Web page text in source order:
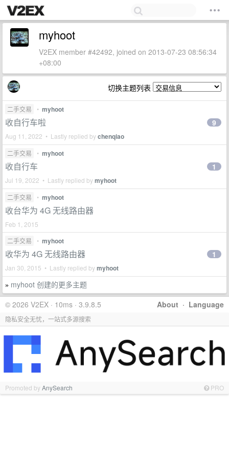
myhoot
V2EX member #42492, joined on 2013-07-23 08:56:34
+08:00
切换主题列表
二手交易 • myhoot
收自行车啦
Aug 11, 2022 • Lastly replied bychenqiao
9
二手交易 • myhoot
收自行车
Jul 19, 2022 • Lastly replied bymyhoot
1
二手交易 • myhoot
收台华为 4G 无线路由器
Feb 1, 2015
二手交易
• myhoot
收华为 4G 无线路由器
Jan 30, 2015 • Lastly replied bymyhoot
1
» myhoot 创建的更多主题
About · Language
© 2026 V2EX · 10ms · 3.9.8.5
隐私安全无忧，一站式多源搜索
Promoted byAnySearch PRO